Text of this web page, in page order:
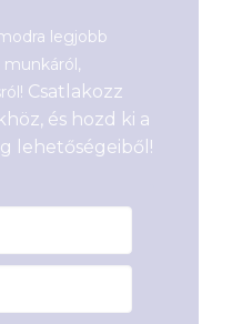
legjobb
Csatlakozz
és hozd ki a
lehetőségeiből!